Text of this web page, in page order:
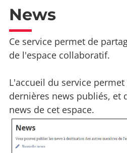
News
Ce service permet de
de l'espace collaboratif.
L'accueil du service
dernières news publiés, et
news de cet espace.